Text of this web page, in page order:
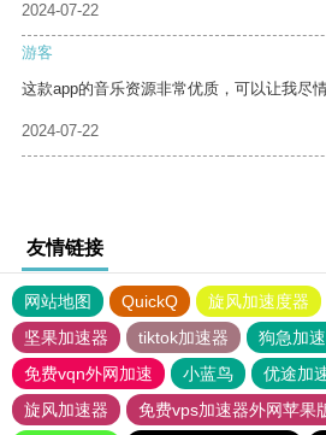
2024-07-22
游客
这款app的音乐资源非常优质，可以让我尽
2024-07-22
友情链接
网站地图 QuickQ 旋风加速度器
坚果加速器
tiktok加速器
狗急加
免费vqn外网加速
小蓝鸟 优途加
旋风加速器
免费vps加速器外网苹果